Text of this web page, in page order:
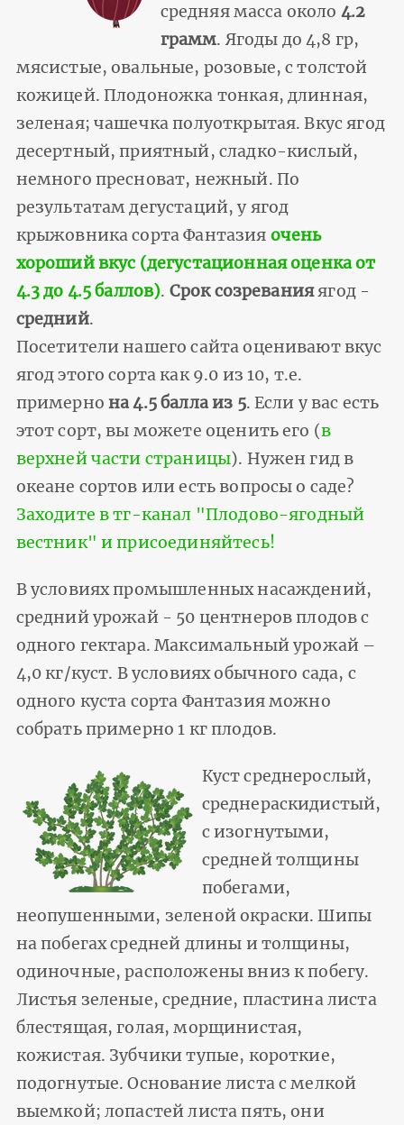
средняя масса около 4.2
грамм. Ягоды до 4,8 гр,
мясистые, овальные, розовые, с толстой
кожицей. Плодоножка тонкая, длинная,
зеленая; чашечка полуоткрытая. Вкус ягод
десертный, приятный, сладко-кислый,
немного пресноват, нежный. По
результатам дегустаций, у ягод
крыжовника сорта Фантазия очень
хороший вкус (дегустационная оценка от
4.3 до 4.5 баллов). Срок созреванияягод -
средний.
Посетители нашего сайта оценивают вкус
ягод этого сорта как 9.0 из 10, т.е.
примерно на 4.5 балла из 5. Если у вас есть
этот сорт, вы можете оценить его (в
верхней части страницы). Нужен гид в
океане сортов или есть вопросы о саде?
Заходите в тг-канал "Плодово-ягодный
вестник" и присоединяйтесь!
В условиях промышленных насаждений,
средний урожай - 50 центнеров плодов с
одного гектара. Максимальный урожай –
4,0 кг/куст. В условиях обычного сада, с
одного куста сорта Фантазия можно
собрать примерно 1 кг плодов.
Куст среднерослый,
среднераскидистый,
с изогнутыми,
средней толщины
побегами,
неопушенными, зеленой окраски. Шипы
на побегах средней длины и толщины,
одиночные, расположены вниз к побегу.
Листья зеленые, средние, пластина листа
блестящая, голая, морщинистая,
кожистая. Зубчики тупые, короткие,
подогнутые. Основание листа с мелкой
выемкой; лопастей листа пять, они